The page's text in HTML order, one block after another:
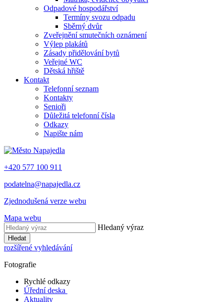
Odpadové hospodářství
Termíny svozu odpadu
Sběrný dvůr
Zveřejnění smutečních oznámení
Výlep plakátů
Zásady přidělování bytů
Veřejné WC
Dětská hřiště
Kontakt
Telefonní seznam
Kontakty
Senioři
Důležitá telefonní čísla
Odkazy
Napište nám
+420 577 100 911
podatelna@napajedla.cz
Zjednodušená verze webu
Mapa webu
Hledaný výraz
Hledat
rozšířené vyhledávání
Fotografie
Rychlé odkazy
Úřední deska
Aktuality